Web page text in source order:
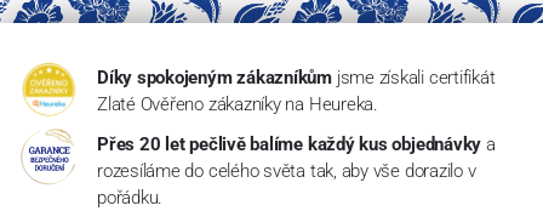
Díky spokojeným zákazníkům jsme získali certifikát
Zlaté Ověřeno zákazníky na Heureka.
Přes 20 let pečlivě balíme každý kus objednávky a
rozesíláme do celého světa tak, aby vše dorazilo v
pořádku.